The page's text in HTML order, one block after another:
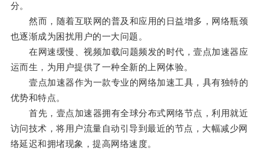
分。
然而，随着互联网的普及和应用的日益增多，网络瓶颈
也逐渐成为困扰用户的一大问题。
在网速缓慢、视频加载问题频发的时代，壹点加速器应
运而生，为用户提供了一种全新的上网体验。
壹点加速器作为一款专业的网络加速工具，具有独特的
优势和特点。
首先，壹点加速器拥有全球分布式网络节点，利用就近
访问技术，将用户流量自动引导到最近的节点，大幅减少网
络延迟和拥堵现象，提高网络速度。